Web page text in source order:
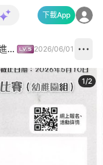
下載App
「我的Chill賞假期」填色比賽投票進行中✅ 2026/06/01
1/2